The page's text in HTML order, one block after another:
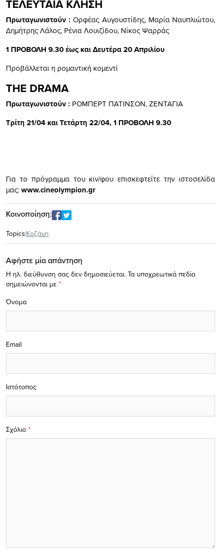
ΤΕΛΕΥΤΑΙΑ ΚΛΗΣΗ
Πρωταγωνιστούν :Ορφέας Αυγουστίδης, Μαρία Ναυπλιώτου,
Δημήτρης Λάλος, Ρένια Λουιζίδου, Νίκος Ψαρράς
1 ΠΡΟΒΟΛΗ 9.30έως και Δευτέρα 20 Απριλίου
Προβάλλεται η ρομαντική κομεντί
THE DRAMA
Πρωταγωνιστούν : ΡΟΜΠΕΡΤ ΠΑΤΙΝΣΟΝ, ΖΕΝΤΑΓΙΑ
Τρίτη 21/04 και Τετάρτη 22/04,1 ΠΡΟΒΟΛΗ 9.30
Για το πρόγραμμα του κιν/φου επισκεφτείτε την ιστοσελίδα
μας:www.cineolympion.gr
Κοινοποίηση:
Topics:Κοζάνη
Αφήστε μία απάντηση
Η ηλ. διεύθυνση σας δεν δημοσιεύεται. Τα υποχρεωτικά πεδία
σημειώνονται με *
Σχόλιο *
Όνομα
Email
Ιστότοπος